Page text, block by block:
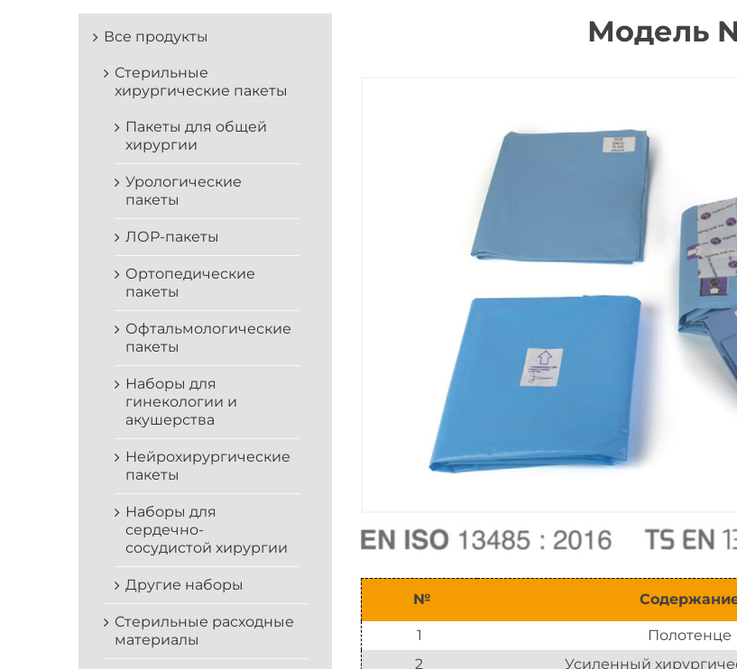
Модель
№
1 Полотенце
2
Усиленный
Все продукты
Стерильные
хирургические пакеты
Пакеты для общей
хирургии
Урологические
пакеты
ЛОР-пакеты
Ортопедические
пакеты
Офтальмологические
пакеты
Наборы для
гинекологии и
акушерства
Нейрохирургические
пакеты
Наборы для
сердечно-
сосудистой хирургии
Другие наборы
Стерильные расходные
материалы